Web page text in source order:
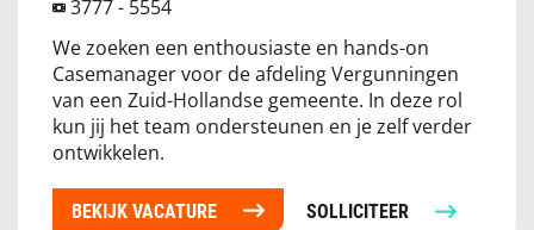
3777 - 5554
We zoeken een enthousiaste en hands-on
Casemanager voor de afdeling Vergunningen
van een Zuid-Hollandse gemeente. In deze rol
kun jij het team ondersteunen en je zelf verder
ontwikkelen.
BEKIJK VACATURE SOLLICITEER